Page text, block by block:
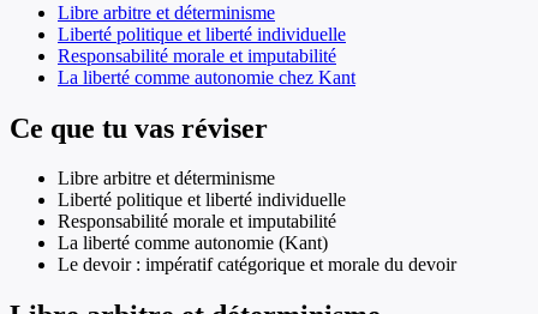
Libre arbitre et déterminisme
Liberté politique et liberté individuelle
Responsabilité morale et imputabilité
La liberté comme autonomie chez Kant
Ce que tu vas réviser
Libre arbitre et déterminisme
Liberté politique et liberté individuelle
Responsabilité morale et imputabilité
La liberté comme autonomie (Kant)
Le devoir : impératif catégorique et morale du devoir